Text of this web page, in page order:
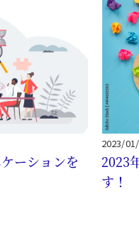
ーションを
2023/
2023
す！